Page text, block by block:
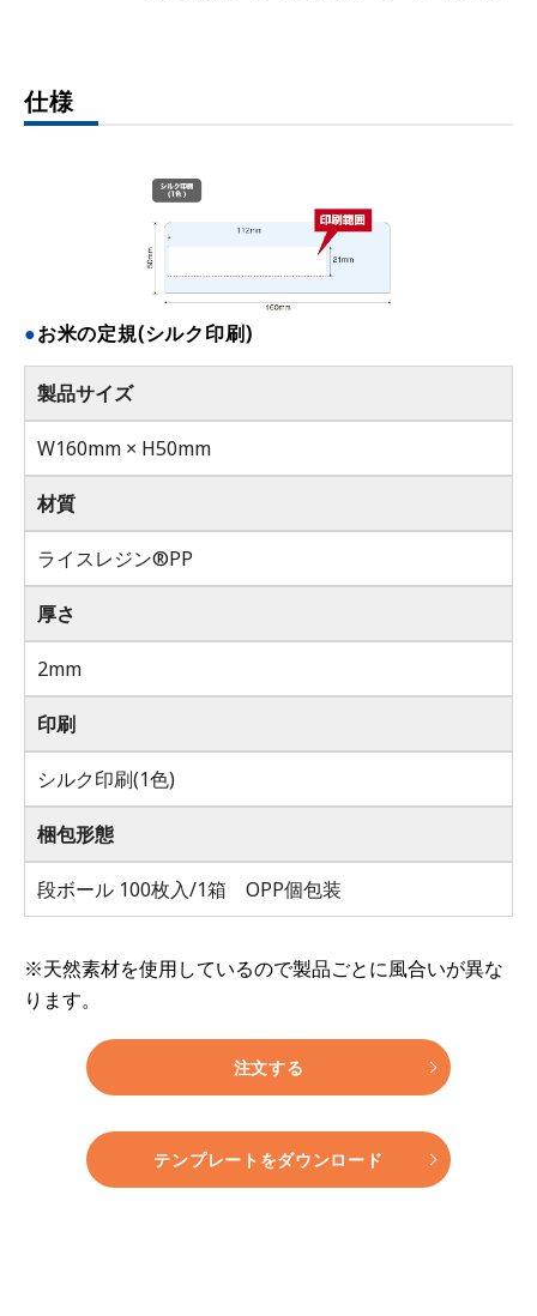
仕様
お米の定規(シルク印刷)
製品サイズ
W160mm × H50mm
材質
ライスレジン®PP
厚さ
2mm
印刷
シルク印刷(1色)
梱包形態
段ボール 100枚入/1箱 OPP個包装
※天然素材を使用しているので製品ごとに風合いが異な
ります。
注文する
テンプレートをダウンロード